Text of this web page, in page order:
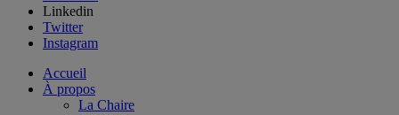
Linkedin
Twitter
Instagram
Accueil
À propos
La Chaire